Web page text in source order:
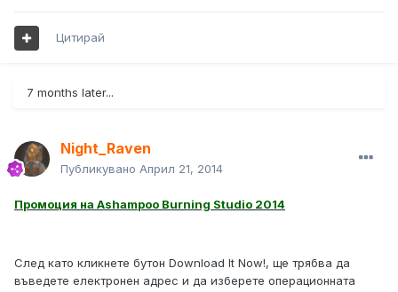
Цитирай
7 months later...
Night_Raven
Публикувано Април 21, 2014
Промоция на Ashampoo Burning Studio 2014
След като кликнете бутон Download It Now!, ще трябва да
въведете електронен адрес и да изберете операционната